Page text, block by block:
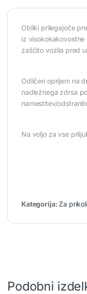
Obliki prilegajoče
iz
zaščito vozila pred
Odličen oprijem na
nadležnega zdrsa
namestitev/
Na voljo za vse
Kategorija:Za
Podobni